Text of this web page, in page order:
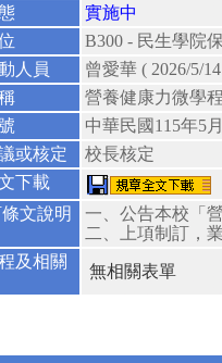
實施中
B300 - 民生學院
人員
曾愛華 ( 2026/5/
營養健康力微學
中華民國 115年5
或核定
校長核定
下載
文說明
一、公告本校「
二、上項制訂，
及相關
無相關表單